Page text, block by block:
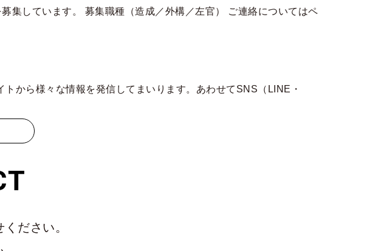
集しています。 募集職種（造成／外構／左官） ご連絡についてはペ
から様々な情報を発信してまいります。あわせてSNS（LINE・
ださい。